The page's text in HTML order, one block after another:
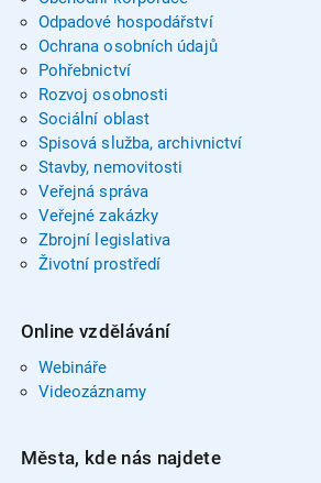
Odpadové hospodářství
Ochrana osobních údajů
Pohřebnictví
Rozvoj osobnosti
Sociální oblast
Spisová služba, archivnictví
Stavby, nemovitosti
Veřejná správa
Veřejné zakázky
Zbrojní legislativa
Životní prostředí
Online vzdělávání
Webináře
Videozáznamy
Města, kde nás najdete